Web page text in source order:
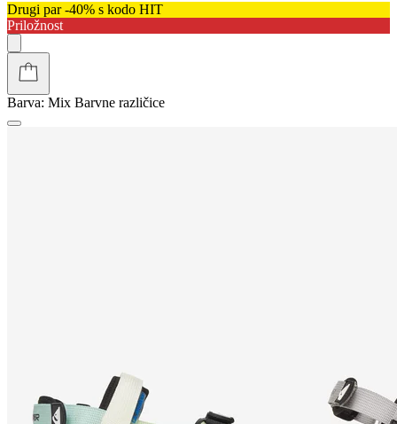
Drugi par -40% s kodo HIT
Priložnost
Barva: Mix Barvne različice